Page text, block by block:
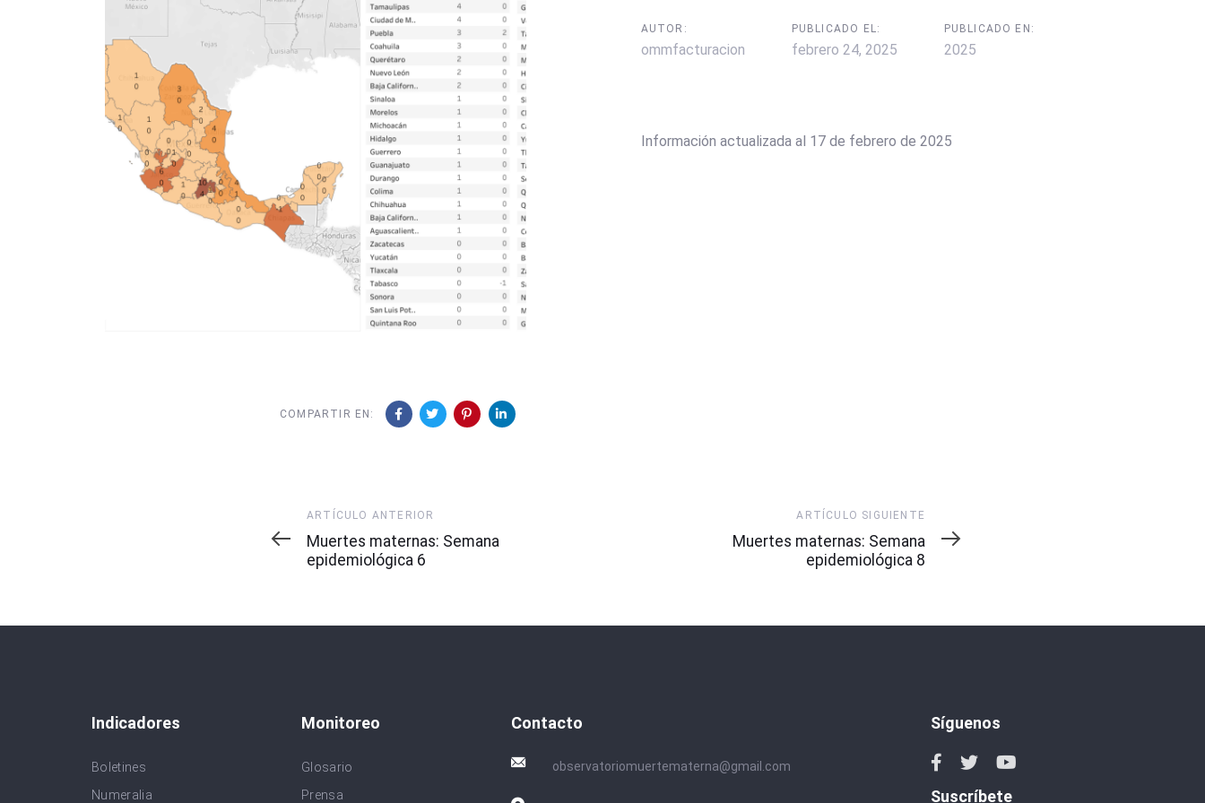
AUTOR:
ommfacturacion
PUBLICADO EL:
febrero 24, 2025
PUBLICADO EN:
2025
Información actualizada al 17 de febrero de 2025
COMPARTIR EN:
Artículo
Anterior
ARTÍCULO ANTERIOR
Muertes maternas: Semana
epidemiológica 6
Siguiente
ARTÍCULO SIGUIENTE
Muertes maternas: Semana
epidemiológica 8
Indicadores
Boletines
Numeralia
Monitoreo
Glosario
Prensa
Contacto
observatoriomuertematerna@gmail.com
Síguenos
Suscríbete